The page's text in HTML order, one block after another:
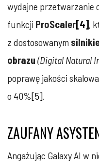
wydajne przetwarzanie
funkcji ProScaler[4],
z dostosowanym
obrazu (Digital Natural
poprawę jakości
o 40%[5].
ZAUFANY
Angażując Galaxy AI w